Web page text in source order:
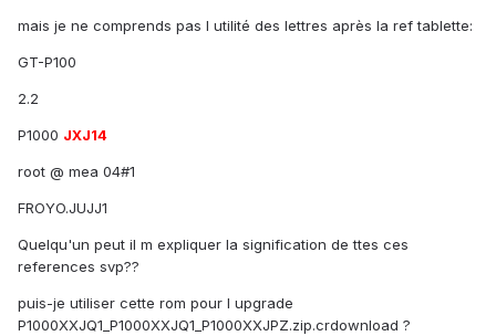
mais je ne comprends pas l utilité des lettres après la ref tablette:
GT-P100
2.2
P1000 JXJ14
root @ mea 04#1
FROYO.JUJJ1
Quelqu'un peut il m expliquer la signification de ttes ces
references svp??
puis-je utiliser cette rom pour l upgrade
P1000XXJQ1_P1000XXJQ1_P1000XXJPZ.zip.crdownload ?